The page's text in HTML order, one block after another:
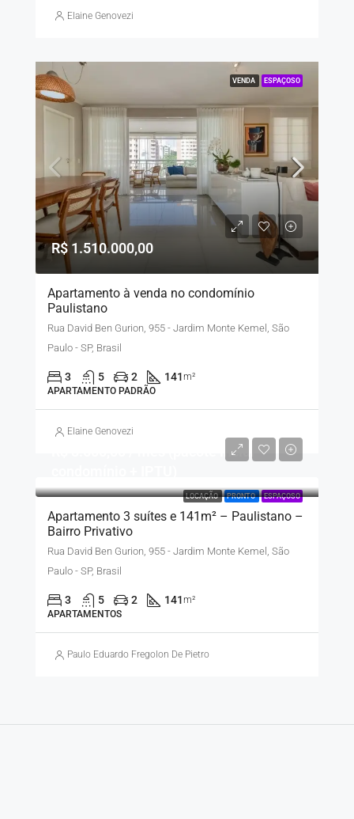
Elaine Genovezi
VENDA ESPAÇOSO
R$ 1.510.000,00
Apartamento à venda no condomínio
Paulistano
Rua David Ben Gurion, 955 - Jardim Monte Kemel, São
Paulo - SP, Brasil
3 5 2 141m²
APARTAMENTO PADRÃO
Elaine Genovezi
LOCAÇÃO PRONTO ESPAÇOSO
R$ 8.500,00 / mês (pacote inclui
Apartamento 3 suítes e 141m² – Paulistano –
Bairro Privativo
Rua David Ben Gurion, 955 - Jardim Monte Kemel, São
Paulo - SP, Brasil
3 5 2 141m²
APARTAMENTOS
Paulo Eduardo Fregolon De Pietro